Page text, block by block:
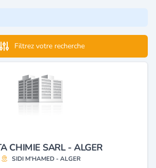
Filtrez votre recherche
CHIMIE SARL - ALGER
SIDI M'HAMED - ALGER